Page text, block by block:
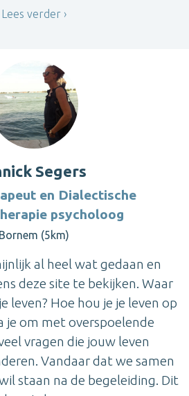
Lees verder
Segers
en Dialectische
psycholoog
Bornem (5km)
al heel wat gedaan en
deze site te bekijken. Waar
leven? Hoe hou je je leven op
je om met overspoelende
vragen die jouw leven
Vandaar dat we samen
staan na de begeleiding. Dit